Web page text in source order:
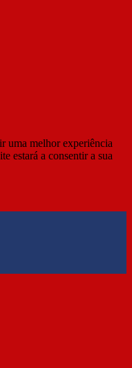
uma melhor experiência
estará a consentir a sua